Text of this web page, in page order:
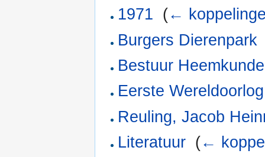
1971 (←
Burgers Dierenpark
Bestuur
Eerste Wereldoorlog
Reuling, Jacob
Literatuur (←